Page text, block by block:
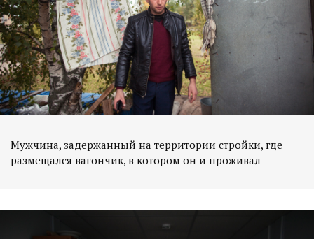
Мужчина, задержанный на территории стройки, где
размещался вагончик, в котором он и проживал